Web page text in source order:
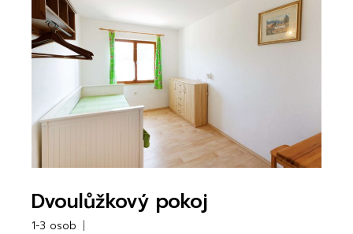
Dvoulůžkový pokoj
1-3 osob